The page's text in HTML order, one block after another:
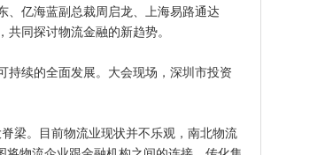
、亿海蓝副总裁周启龙、上海易路通达
同探讨物流金融的新趋势。
续的全面发展。大会现场，深圳市投资
梁。目前物流业现状并不乐观，南北物流